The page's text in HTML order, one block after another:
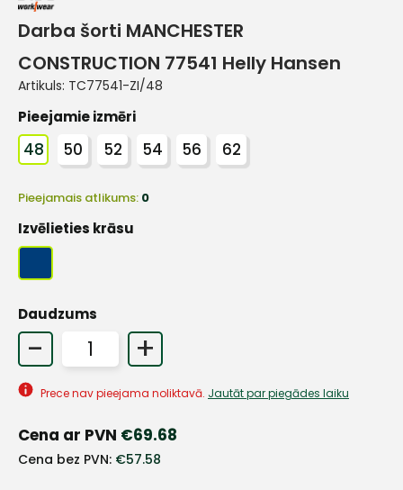
Darba šorti MANCHESTER
CONSTRUCTION 77541 Helly Hansen
Artikuls: TC77541-ZI/48
Pieejamie izmēri
48 50 52 54 56 62
Pieejamais atlikums: 0
Izvēlieties krāsu
Daudzums
- +
Prece nav pieejama noliktavā. Jautāt par piegādes laiku
Cena ar PVN €69.68
Cena bez PVN: €57.58
Sazinies
+